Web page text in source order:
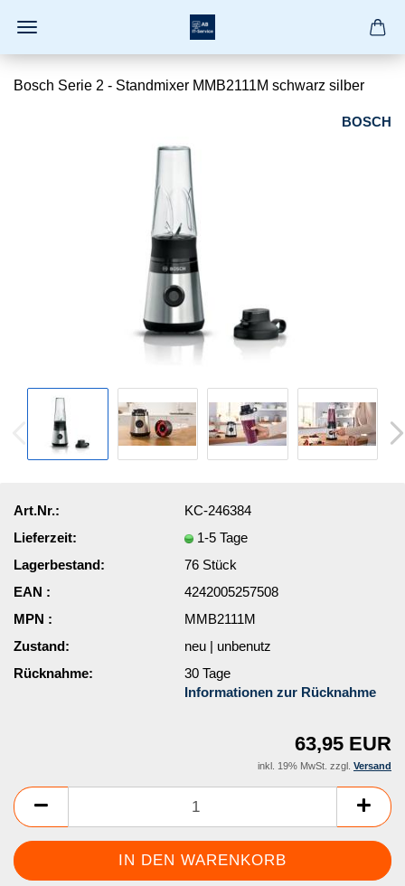
Bosch Serie 2 - Standmixer MMB2111M schwarz silber
BOSCH
Art.Nr.:
KC-246384
Lieferzeit:
1-5 Tage
Lagerbestand:
76 Stück
EAN :
4242005257508
MPN :
MMB2111M
Zustand:
neu | unbenutz
Rücknahme:
30 Tage
Informationen zur Rücknahme
63,95 EUR
inkl. 19% MwSt. zzgl. Versand